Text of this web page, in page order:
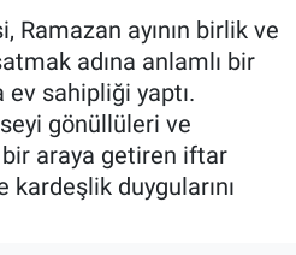
Ramazan ayının birlik ve
adına anlamlı bir
sahipliği yaptı.
gönüllüleri ve
araya getiren iftar
kardeşlik duygularını